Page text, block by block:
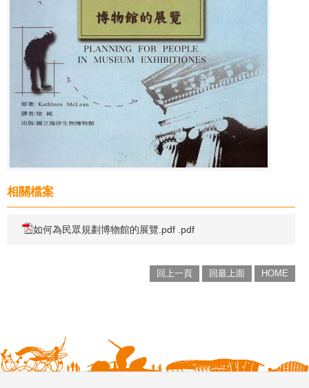
相關檔案
如何為民眾規劃博物館的展覽.pdf .pdf
回上一頁 回最上面 HOME